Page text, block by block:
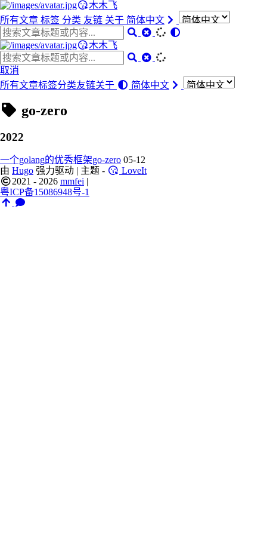
木木飞
所有文章 标签 分类 友链 关于 简体中文
木木飞
取消
所有文章标签分类友链关于 简体中文
go-zero
2022
一个golang的优秀框架go-zero 05-12
由 Hugo 强力驱动 | 主题 -
LoveIt
2021 - 2026 mmfei |
粤ICP备15086948号-1